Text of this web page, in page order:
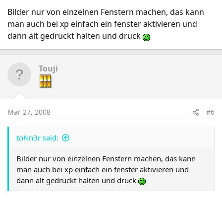
Bilder nur von einzelnen Fenstern machen, das kann
man auch bei xp einfach ein fenster aktivieren und
dann alt gedrückt halten und druck
Touji
Mar 27, 2008 #6
toNn3r said:
Bilder nur von einzelnen Fenstern machen, das kann
man auch bei xp einfach ein fenster aktivieren und
dann alt gedrückt halten und druck